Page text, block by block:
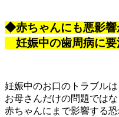
◆赤ちゃんにも悪影響
妊娠中の歯周病に要
妊娠中のお口のトラブルは
お母さんだけの問題ではな
赤ちゃんにまで影響する恐